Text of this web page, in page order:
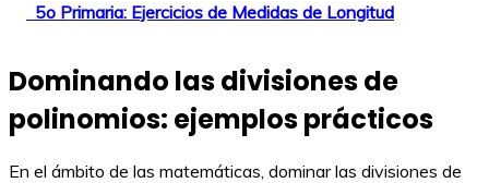
5o Primaria: Ejercicios de Medidas de Longitud
Dominando las divisiones de
polinomios: ejemplos prácticos
En el ámbito de las matemáticas, dominar las divisiones de